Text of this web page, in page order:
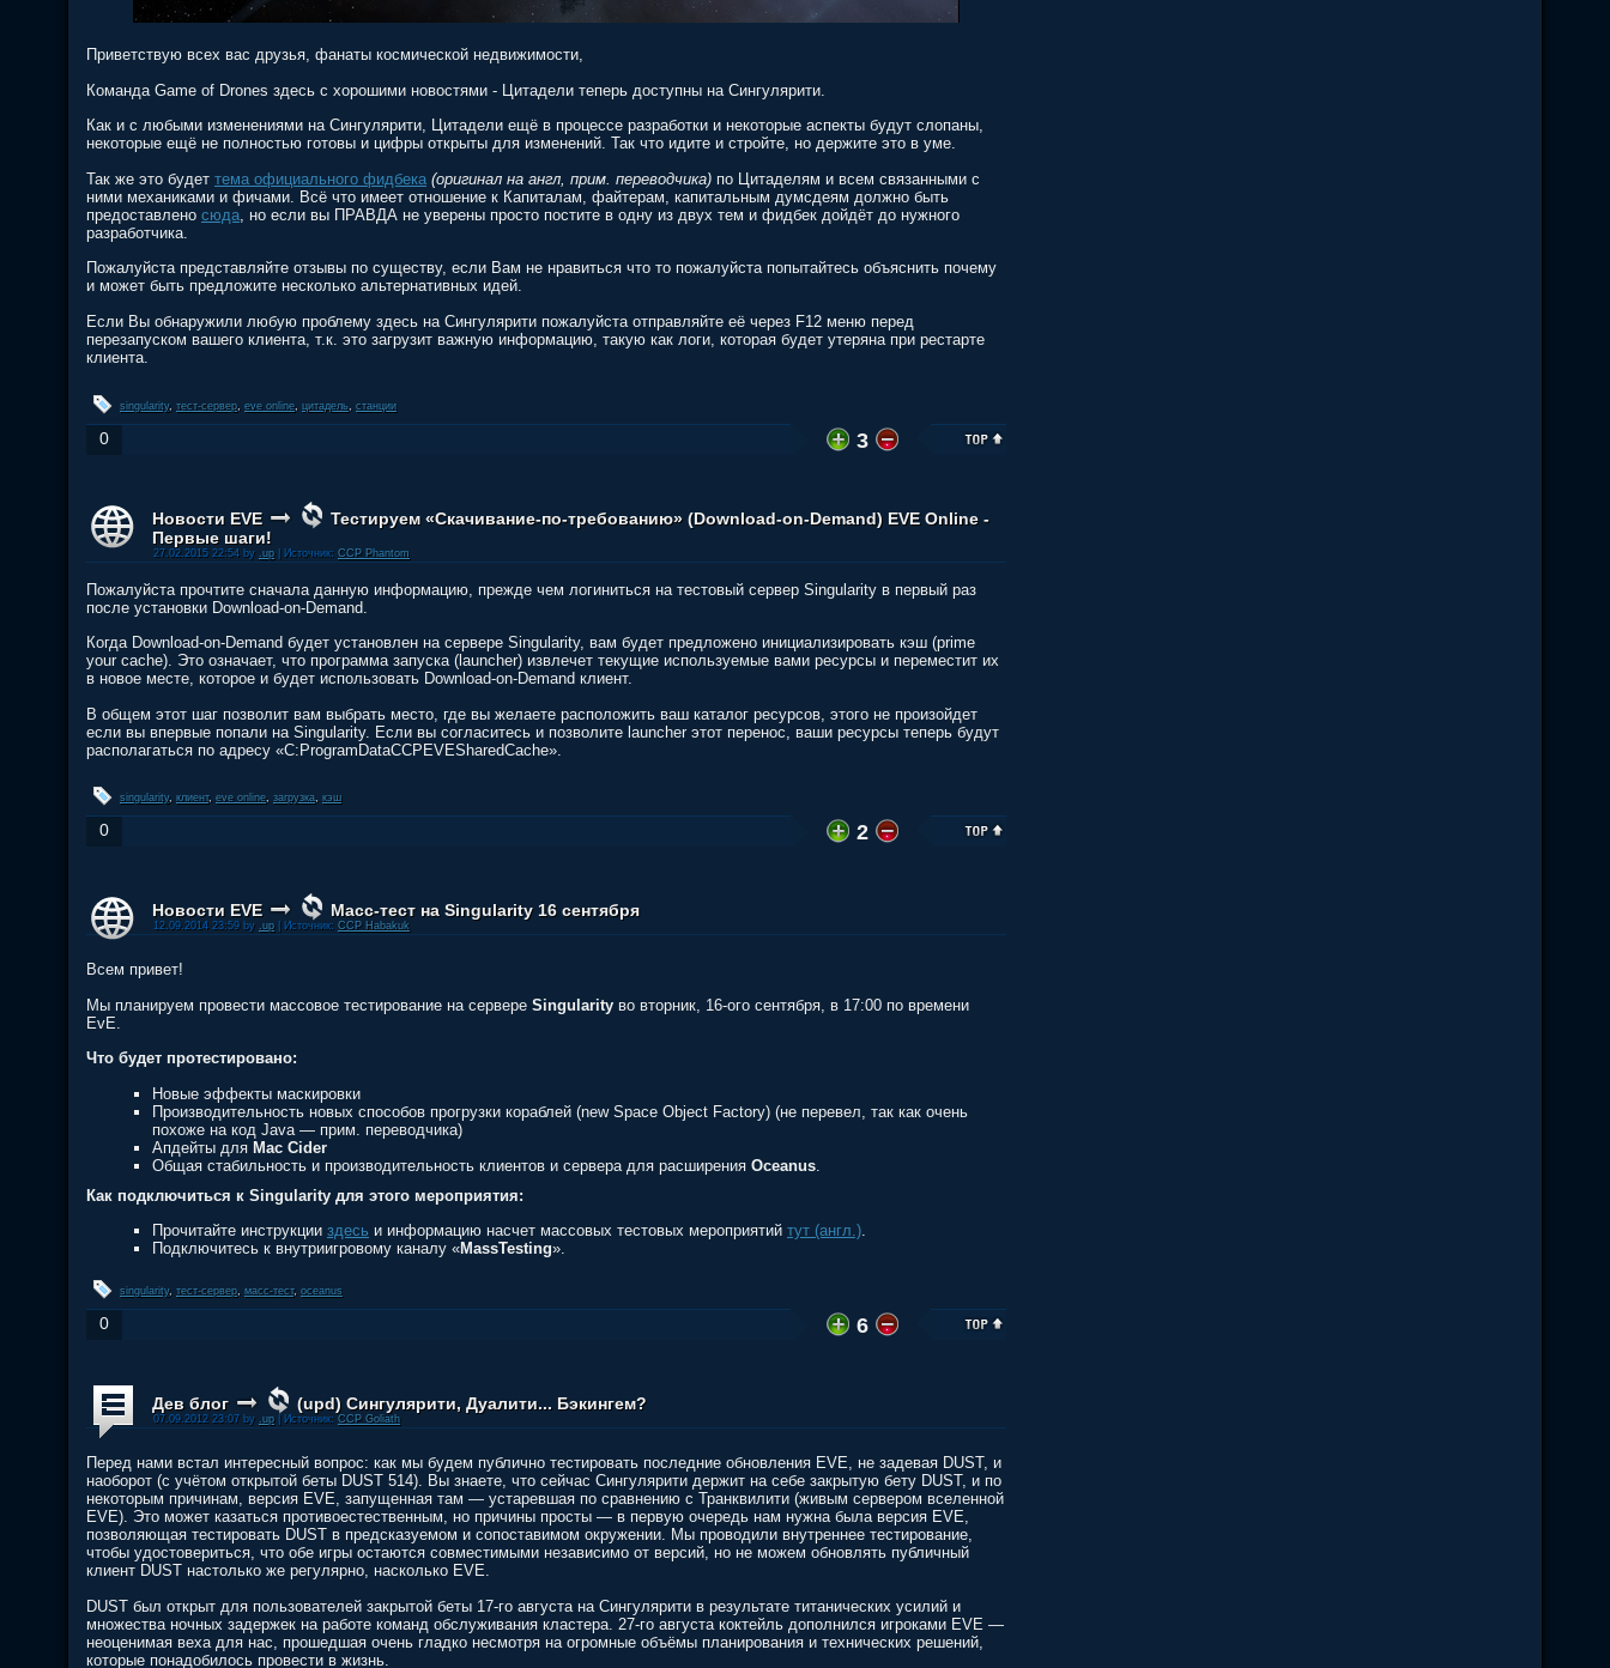
Приветствую всех вас друзья, фанаты космической недвижимости,
Команда Game of Drones здесь с хорошими новостями - Цитадели теперь доступны на Сингулярити.
Как и с любыми изменениями на Сингулярити, Цитадели ещё в процессе разработки и некоторые аспекты будут слопаны,
некоторые ещё не полностью готовы и цифры открыты для изменений. Так что идите и стройте, но держите это в уме.
Так же это будет тема официального фидбека (оригинал на англ, прим. переводчика) по Цитаделям и всем связанными с
ними механиками и фичами. Всё что имеет отношение к Капиталам, файтерам, капитальным думсдеям должно быть
предоставлено сюда , но если вы ПРАВДА не уверены просто постите в одну из двух тем и фидбек дойдёт до нужного
разработчика.
Пожалуйста представляйте отзывы по существу, если Вам не нравиться что то пожалуйста попытайтесь объяснить почему
и может быть предложите несколько альтернативных идей.
Если Вы обнаружили любую проблему здесь на Сингулярити пожалуйста отправляйте её через F12 меню перед
перезапуском вашего клиента, т.к. это загрузит важную информацию, такую как логи, которая будет утеряна при рестарте
клиента.
singularity, тест-сервер, eve online, цитадель станции
0 3
Новости EVE
Тестируем «Скачивание-по-требованию» (Download-on-Demand) EVE Online -
Первые шаги!
27.02.2015 22:54 by .up| Источник: CCP Phantom
Пожалуйста прочтите сначала данную информацию, прежде чем логиниться на тестовый сервер Singularity в первый раз
после установки Download-on-Demand.
Когда Download-on-Demand будет установлен на сервере Singularity, вам будет предложено инициализировать кэш (prime
your cache). Это означает, что программа запуска (launcher) извлечет текущие используемые вами ресурсы и переместит их
в новое месте, которое и будет использовать Download-on-Demand клиент.
В общем этот шаг позволит вам выбрать место, где вы желаете расположить ваш каталог ресурсов, этого не произойдет
если вы впервые попали на Singularity. Если вы согласитесь и позволите launcher этот перенос, ваши ресурсы теперь будут
располагаться по адресу «C:ProgramDataCCPEVESharedCache».
singularity, клиент, eve online, загрузка, кэш
0 2
Новости EVE Масс-тест на Singularity 16 сентября
12.09.2014 23:59 by .up| Источник: CCP Habakuk
Всем привет!
Мы планируем провести массовое тестирование на сервере Singularity во вторник, 16-ого сентября, в 17:00 по времени
EvE.
Что будет протестировано:
Новые эффекты маскировки
Производительность новых способов прогрузки кораблей (new Space Object Factory) (не перевел, так как очень
похоже на код Java — прим. переводчика)
Апдейты для Mac Cider
Общая стабильность и производительность клиентов и сервера для расширения Oceanus
Как подключиться к Singularity для этого мероприятия:
Прочитайте инструкции здесь и информацию насчет массовых тестовых мероприятий тут (англ.).
Подключитесь к внутриигровому каналу «MassTesting».
singularity, тест-сервер, масс-тест, oceanus
0 6
Дев блог (upd) Сингулярити, Дуалити... Бэкингем?
07.09.2012 23:07 by .up| Источник: CCP Goliath
Перед нами встал интересный вопрос: как мы будем публично тестировать последние обновления EVE, не задевая DUST, и
наоборот (с учётом открытой беты DUST 514). Вы знаете, что сейчас Сингулярити держит на себе закрытую бету DUST, и по
некоторым причинам, версия EVE, запущенная там — устаревшая по сравнению с Транквилити (живым сервером вселенной
EVE). Это может казаться противоестественным, но причины просты — в первую очередь нам нужна была версия EVE,
позволяющая тестировать DUST в предсказуемом и сопоставимом окружении. Мы проводили внутреннее тестирование,
чтобы удостовериться, что обе игры остаются совместимыми независимо от версий, но не можем обновлять публичный
клиент DUST настолько же регулярно, насколько EVE.
DUST был открыт для пользователей закрытой беты 17-го августа на Сингулярити в результате титанических усилий и
множества ночных задержек на работе команд обслуживания кластера. 27-го августа коктейль дополнился игроками EVE —
неоценимая веха для нас, прошедшая очень гладко несмотря на огромные объёмы планирования и технических решений,
которые понадобилось провести в жизнь.